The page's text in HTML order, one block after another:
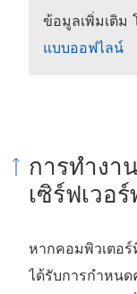
ข้อมูลเพิ่มเติม
แบบออฟไลน์
การทำง
เซิร์ฟเวอ
หากคอมพิวเตอ
ได้รับการกำหนด